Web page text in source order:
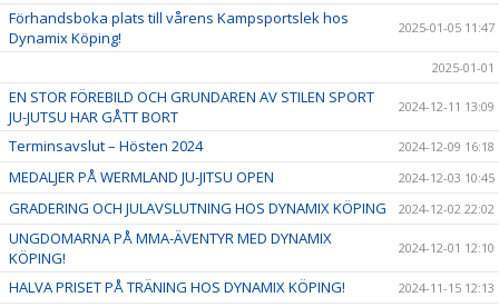
Förhandsboka plats till vårens Kampsportslek hos
Dynamix Köping!
2025-01-05 11:47
2025-01-01
EN STOR FÖREBILD OCH GRUNDAREN AV STILEN SPORT
JU-JUTSU HAR GÅTT BORT
2024-12-11 13:09
Terminsavslut – Hösten 2024 2024-12-09 16:18
MEDALJER PÅ WERMLAND JU-JITSU OPEN 2024-12-03 10:45
GRADERING OCH JULAVSLUTNING HOS DYNAMIX KÖPING 2024-12-02 22:02
UNGDOMARNA PÅ MMA-ÄVENTYR MED DYNAMIX
KÖPING!
2024-12-01 12:10
HALVA PRISET PÅ TRÄNING HOS DYNAMIX KÖPING! 2024-11-15 12:13